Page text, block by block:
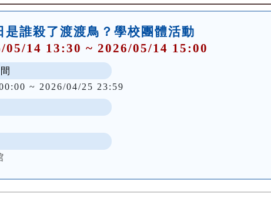
是誰殺了渡渡鳥？學校團體活動
05/14 13:30 ~ 2026/05/14 15:00
~ 2026/04/25 23:59